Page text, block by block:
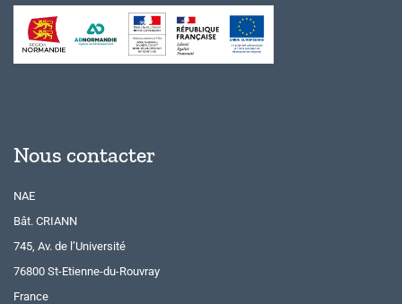
Nous contacter
NAE
Bât. CRIANN
745, Av. de l’Université
76800 St-Etienne-du-Rouvray
France